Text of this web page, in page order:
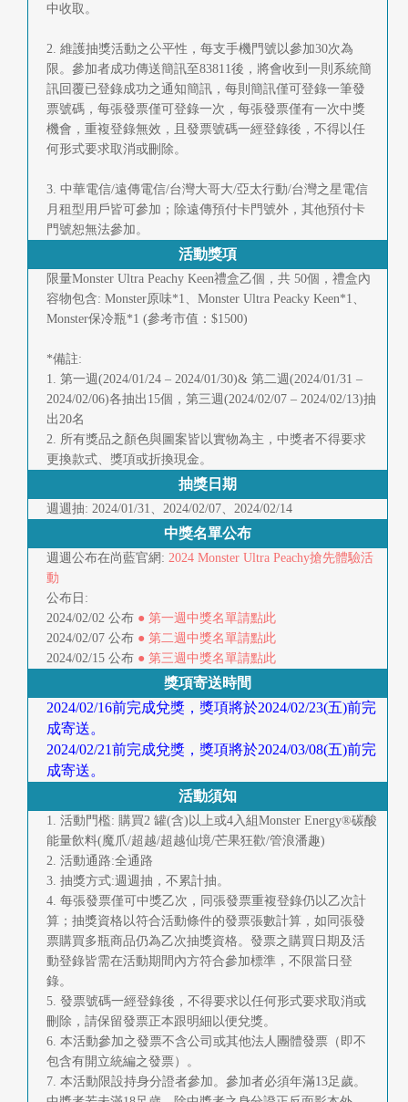
中收取。
2. 維護抽獎活動之公平性，每支手機門號以參加30次為
限。參加者成功傳送簡訊至83811後，將會收到一則系統簡
訊回覆已登錄成功之通知簡訊，每則簡訊僅可登錄一筆發
票號碼，每張發票僅可登錄一次，每張發票僅有一次中獎
機會，重複登錄無效，且發票號碼一經登錄後，不得以任
何形式要求取消或刪除。
3. 中華電信/遠傳電信/台灣大哥大/亞太行動/台灣之星電信
月租型用戶皆可參加；除遠傳預付卡門號外，其他預付卡
門號恕無法參加。
活動獎項
限量Monster Ultra Peachy Keen禮盒乙個，共 50個，禮盒內
容物包含: Monster原味*1、Monster Ultra Peacky Keen*1、
Monster保冷瓶*1 (參考市值：$1500)
*備註:
1. 第一週(2024/01/24 – 2024/01/30)& 第二週(2024/01/31 –
2024/02/06)各抽出15個，第三週(2024/02/07 – 2024/02/13)抽
出20名
2. 所有獎品之顏色與圖案皆以實物為主，中獎者不得要求
更換款式、獎項或折換現金。
抽獎日期
週週抽: 2024/01/31、2024/02/07、2024/02/14
中獎名單公布
週週公布在尚藍官網: 2024 Monster Ultra Peachy搶先體驗活
動
公布日:
2024/02/02 公布 ● 第一週中獎名單請點此
2024/02/07 公布 ● 第二週中獎名單請點此
2024/02/15 公布 ● 第三週中獎名單請點此
獎項寄送時間
2024/02/16前完成兌獎，獎項將於2024/02/23(五)前完
成寄送。
2024/02/21前完成兌獎，獎項將於2024/03/08(五)前完
成寄送。
活動須知
1. 活動門檻: 購買2 罐(含)以上或4入組Monster Energy®碳酸
能量飲料(魔爪/超越/超越仙境/芒果狂歡/管浪潘趣)
2. 活動通路:全通路
3. 抽獎方式:週週抽，不累計抽。
4. 每張發票僅可中獎乙次，同張發票重複登錄仍以乙次計
算；抽獎資格以符合活動條件的發票張數計算，如同張發
票購買多瓶商品仍為乙次抽獎資格。發票之購買日期及活
動登錄皆需在活動期間內方符合參加標準，不限當日登
錄。
5. 發票號碼一經登錄後，不得要求以任何形式要求取消或
刪除，請保留發票正本跟明細以便兌獎。
6. 本活動參加之發票不含公司或其他法人團體發票（即不
包含有開立統編之發票）。
7. 本活動限設持身分證者參加。參加者必須年滿13足歲。